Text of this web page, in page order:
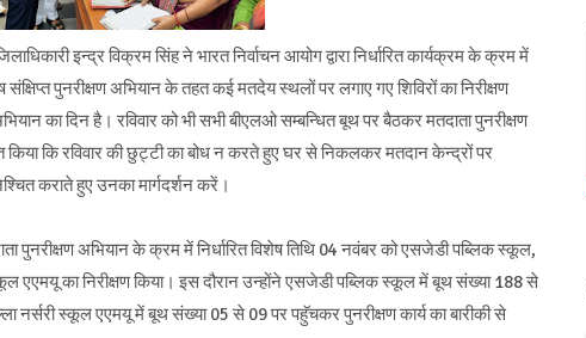
इन्द्र विक्रम सिंह ने भारत निर्वाचन आयोग द्वारा निर्धारित कार्यक्रम के क्रम में
संक्षिप्त पुनरीक्षण अभियान के तहत कई मतदेय स्थलों पर लगाए गए शिविरों का निरीक्षण
का दिन है। रविवार को भी सभी बीएलओ सम्बन्धित बूथ पर बैठकर मतदाता पुनरीक्षण
किया कि रविवार की छुट्टी का बोध न करते हुए घर से निकलकर मतदान केन्द्रों पर
कराते हुए उनका मार्गदर्शन करें।
पुनरीक्षण अभियान के क्रम में निर्धारित विशेष तिथि 04 नवंबर को एसजेडी पब्लिक स्कूल,
एएमयू का निरीक्षण किया। इस दौरान उन्होंने एसजेडी पब्लिक स्कूल में बूथ संख्या 188 से
स्कूल एएमयू में बूथ संख्या 05 से 09 पर पहुॅचकर पुनरीक्षण कार्य का बारीकी से